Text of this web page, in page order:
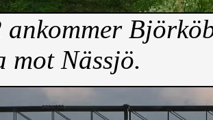
ankommer
mot Nässjö.